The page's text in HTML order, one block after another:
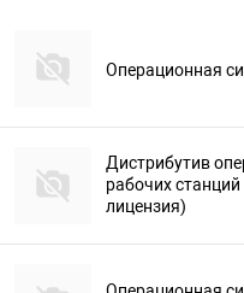
Операционная
Дистрибутив
рабочих
лицензия)